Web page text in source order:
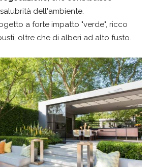
dell'ambiente.
a forte impatto "verde", ricco
oltre che di alberi ad alto fusto.